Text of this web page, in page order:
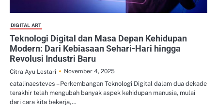
DIGITAL ART
Teknologi Digital dan Masa Depan Kehidupan
Modern: Dari Kebiasaan Sehari-Hari hingga
Revolusi Industri Baru
Citra Ayu Lestari
November 4, 2025
catalinaesteves – Perkembangan Teknologi Digital dalam dua dekade
terakhir telah mengubah banyak aspek kehidupan manusia, mulai
dari cara kita bekerja,…